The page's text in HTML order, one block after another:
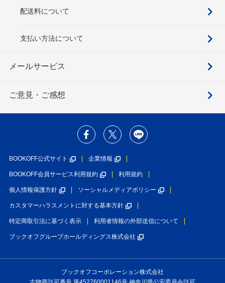
配送料について
支払い方法について
メールサービス
ご意見・ご感想
BOOKOFF公式サイト 企業情報
BOOKOFF会員サービス利用規約 利用規約
個人情報保護方針 ソーシャルメディアポリシー
カスタマーハラスメントに対する基本方針
特定商取引法に基づく表示 利用者情報の外部送信について
ブックオフグループホールディングス株式会社
ブックオフコーポレーション株式会社